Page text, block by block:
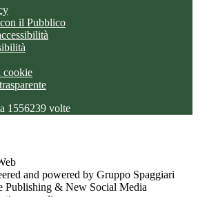
il Pubblico
cookie
1556239 volte
and powered by Gruppo Spaggiari
Publishing & New Social Media